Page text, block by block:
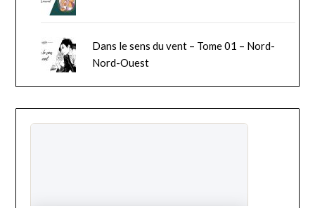
Dans le sens du vent – Tome 01 – Nord-
Nord-Ouest